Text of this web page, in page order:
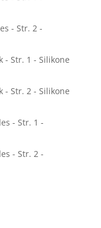
- Str. 2 -
- Str. 1 - Silikone
- Str. 2 - Silikone
- Str. 1 -
- Str. 2 -